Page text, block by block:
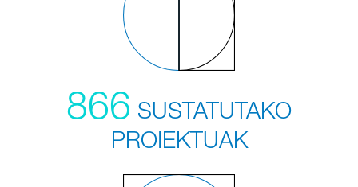
866 SUSTATUTAKO
PROIEKTUAK